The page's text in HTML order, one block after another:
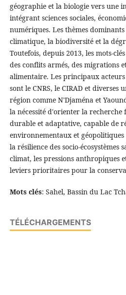
géographie et la biologie vers une
intégrant sciences sociales,
numériques. Les thèmes
climatique, la biodiversité et la
Toutefois, depuis 2013, les mots-
des conflits armés, des migrations
alimentaire. Les principaux
sont le CNRS, le CIRAD et diverses
région comme N'Djaména et
la nécessité d'orienter la recherche
durable et adaptative, capable de
environnementaux et
la résilience des socio-écosystèmes
climat, les pressions anthropiques
leviers prioritaires pour la
Mots clés: Sahel, Bassin du Lac
TÉLÉCHARGEMENTS